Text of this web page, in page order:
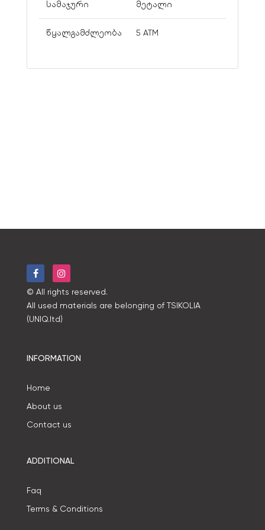
სამაჯური მეტალი
წყალგამძლეობა 5 ATM
© All rights reserved.
All used materials are belonging of TSIKOLIA
(UNIQ.ltd)
INFORMATION
Home
About us
Contact us
ADDITIONAL
Faq
Terms & Conditions